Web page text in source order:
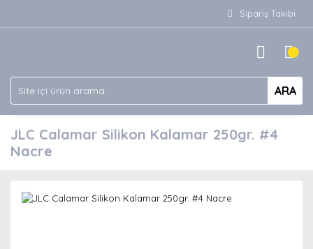
Sipariş Takibi
ARA
JLC Calamar Silikon Kalamar 250gr. #4
Nacre